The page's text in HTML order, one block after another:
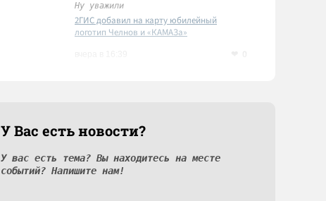
Ну уважили
2ГИС добавил на карту юбилейный
логотип Челнов и «КАМАЗа»
У Вас есть новости?
У вас есть тема? Вы находитесь на месте
событий? Напишите нам!